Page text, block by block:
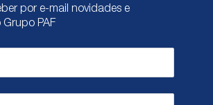
por e-mail novidades e
PAF